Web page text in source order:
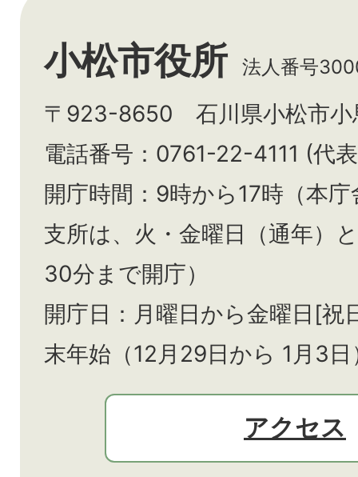
小松市役所 法人番号
〒923-8650 石川県小松市小
電話番号：0761-22-4111 (代
開庁時間：9時から17時（本
支所は、火・金曜日（通年）と
30分まで開庁）
開庁日：月曜日から金曜日[祝
末年始（12月29日から 1月3
アクセス